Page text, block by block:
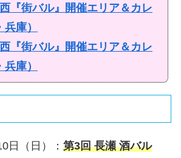
『街バル』開催エリア＆カレ
庫）
『街バル』開催エリア＆カレ
庫）
日（日）： 第3回 長瀬 酒バル